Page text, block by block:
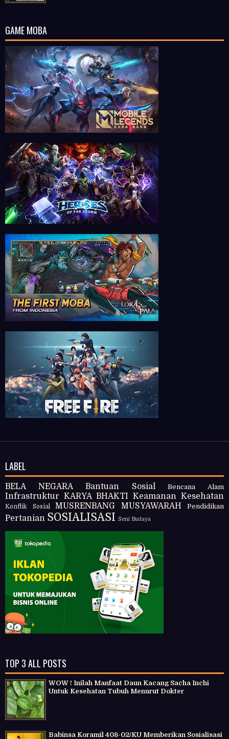
GAME MOBA
LABEL
BELA NEGARA Bantuan Sosial Bencana Alam
Infrastruktur KARYA BHAKTI Keamanan Kesehatan
Konflik Sosial MUSRENBANG MUSYAWARAH Pendidikan
Pertanian SOSIALISASI Seni Budaya
TOP 3 ALL POSTS
WOW ! Inilah Manfaat Daun Kacang Sacha Inchi
Untuk Kesehatan Tubuh Menurut Dokter
Babinsa Koramil 408-02/KU Memberikan Sosialisasi